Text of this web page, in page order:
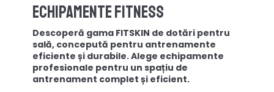
Echipamente Fitness
Descoperă gama FITSKIN de dotări pentru
sală, concepută pentru antrenamente
eficiente și durabile. Alege echipamente
profesionale pentru un spațiu de
antrenament complet și eficient.